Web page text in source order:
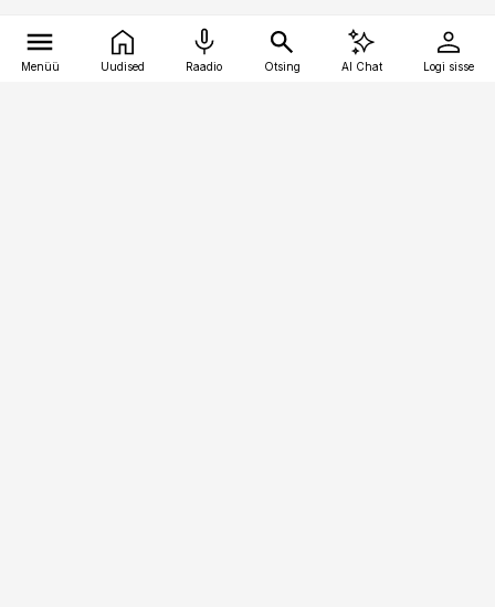
Menüü Uudised Raadio Otsing AI Chat Logi sisse